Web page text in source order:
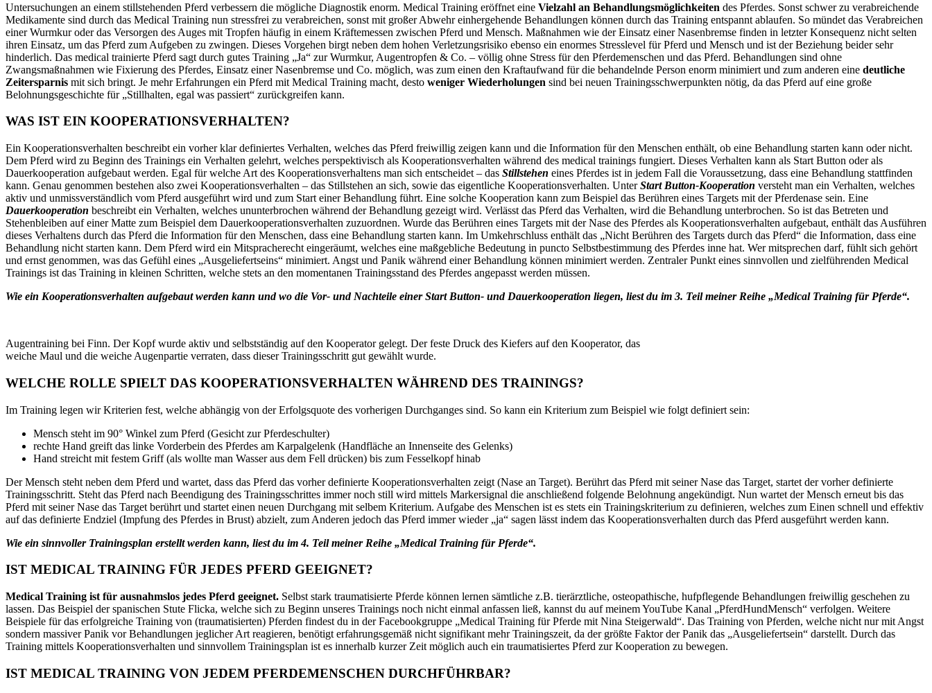
Untersuchungen an einem stillstehenden Pferd verbessern die mögliche Diagnostik enorm. Medical Training eröffnet eine Vielzahl an Behandlungsmöglichkeiten des Pferdes. Sonst schwer zu verabreichende
Medikamente sind durch das Medical Training nun stressfrei zu verabreichen, sonst mit großer Abwehr einhergehende Behandlungen können durch das Training entspannt ablaufen. So mündet das Verabreichen
einer Wurmkur oder das Versorgen des Auges mit Tropfen häufig in einem Kräftemessen zwischen Pferd und Mensch. Maßnahmen wie der Einsatz einer Nasenbremse finden in letzter Konsequenz nicht selten
ihren Einsatz, um das Pferd zum Aufgeben zu zwingen. Dieses Vorgehen birgt neben dem hohen Verletzungsrisiko ebenso ein enormes Stresslevel für Pferd und Mensch und ist der Beziehung beider sehr
hinderlich. Das medical trainierte Pferd sagt durch gutes Training „Ja“ zur Wurmkur, Augentropfen & Co. – völlig ohne Stress für den Pferdemenschen und das Pferd. Behandlungen sind ohne
Zwangsmaßnahmen wie Fixierung des Pferdes, Einsatz einer Nasenbremse und Co. möglich, was zum einen den Kraftaufwand für die behandelnde Person enorm minimiert und zum anderen eine deutliche
Zeitersparnis mit sich bringt. Je mehr Erfahrungen ein Pferd mit Medical Training macht, desto weniger Wiederholungen sind bei neuen Trainingsschwerpunkten nötig, da das Pferd auf eine große
Belohnungsgeschichte für „Stillhalten, egal was passiert“ zurückgreifen kann.
WAS IST EIN KOOPERATIONSVERHALTEN?
Ein Kooperationsverhalten beschreibt ein vorher klar definiertes Verhalten, welches das Pferd freiwillig zeigen kann und die Information für den Menschen enthält, ob eine Behandlung starten kann oder nicht.
Dem Pferd wird zu Beginn des Trainings ein Verhalten gelehrt, welches perspektivisch als Kooperationsverhalten während des medical trainings fungiert. Dieses Verhalten kann als Start Button oder als
Dauerkooperation aufgebaut werden. Egal für welche Art des Kooperationsverhaltens man sich entscheidet – das Stillstehen eines Pferdes ist in jedem Fall die Voraussetzung, dass eine Behandlung stattfinden
kann. Genau genommen bestehen also zwei Kooperationsverhalten – das Stillstehen an sich, sowie das eigentliche Kooperationsverhalten. UnterStart Button-Kooperation versteht man ein Verhalten, welches
aktiv und unmissverständlich vom Pferd ausgeführt wird und zum Start einer Behandlung führt. Eine solche Kooperation kann zum Beispiel das Berühren eines Targets mit der Pferdenase sein. Eine
Dauerkooperation beschreibt ein Verhalten, welches ununterbrochen während der Behandlung gezeigt wird. Verlässt das Pferd das Verhalten, wird die Behandlung unterbrochen. So ist das Betreten und
Stehenbleiben auf einer Matte zum Beispiel dem Dauerkooperationsverhalten zuzuordnen. Wurde das Berühren eines Targets mit der Nase des Pferdes als Kooperationsverhalten aufgebaut, enthält das Ausführen
dieses Verhaltens durch das Pferd die Information für den Menschen, dass eine Behandlung starten kann. Im Umkehrschluss enthält das „Nicht Berühren des Targets durch das Pferd“ die Information, dass eine
Behandlung nicht starten kann. Dem Pferd wird ein Mitspracherecht eingeräumt, welches eine maßgebliche Bedeutung in puncto Selbstbestimmung des Pferdes inne hat. Wer mitsprechen darf, fühlt sich gehört
und ernst genommen, was das Gefühl eines „Ausgeliefertseins“ minimiert. Angst und Panik während einer Behandlung können minimiert werden. Zentraler Punkt eines sinnvollen und zielführenden Medical
Trainings ist das Training in kleinen Schritten, welche stets an den momentanen Trainingsstand des Pferdes angepasst werden müssen.
Wie ein Kooperationsverhalten aufgebaut werden kann und wo die Vor- und Nachteile einer Start Button- und Dauerkooperation liegen, liest du im 3. Teil meiner Reihe „Medical Training für Pferde“.
Augentraining bei Finn. Der Kopf wurde aktiv und selbstständig auf den Kooperator gelegt. Der feste Druck des Kiefers auf den Kooperator, das
weiche Maul und die weiche Augenpartie verraten, dass dieser Trainingsschritt gut gewählt wurde.
WELCHE ROLLE SPIELT DAS KOOPERATIONSVERHALTEN WÄHREND DES TRAININGS?
Im Training legen wir Kriterien fest, welche abhängig von der Erfolgsquote des vorherigen Durchganges sind. So kann ein Kriterium zum Beispiel wie folgt definiert sein:
Mensch steht im 90° Winkel zum Pferd (Gesicht zur Pferdeschulter)
rechte Hand greift das linke Vorderbein des Pferdes am Karpalgelenk (Handfläche an Innenseite des Gelenks)
Hand streicht mit festem Griff (als wollte man Wasser aus dem Fell drücken) bis zum Fesselkopf hinab
Der Mensch steht neben dem Pferd und wartet, dass das Pferd das vorher definierte Kooperationsverhalten zeigt (Nase an Target). Berührt das Pferd mit seiner Nase das Target, startet der vorher definierte
Trainingsschritt. Steht das Pferd nach Beendigung des Trainingsschrittes immer noch still wird mittels Markersignal die anschließend folgende Belohnung angekündigt. Nun wartet der Mensch erneut bis das
Pferd mit seiner Nase das Target berührt und startet einen neuen Durchgang mit selbem Kriterium. Aufgabe des Menschen ist es stets ein Trainingskriterium zu definieren, welches zum Einen schnell und effektiv
auf das definierte Endziel (Impfung des Pferdes in Brust) abzielt, zum Anderen jedoch das Pferd immer wieder „ja“ sagen lässt indem das Kooperationsverhalten durch das Pferd ausgeführt werden kann.
Wie ein sinnvoller Trainingsplan erstellt werden kann, liest du im 4. Teil meiner Reihe „Medical Training für Pferde“.
IST MEDICAL TRAINING FÜR JEDES PFERD GEEIGNET?
Medical Training ist für ausnahmslos jedes Pferd geeignet. Selbst stark traumatisierte Pferde können lernen sämtliche z.B. tierärztliche, osteopathische, hufpflegende Behandlungen freiwillig geschehen zu
lassen. Das Beispiel der spanischen Stute Flicka, welche sich zu Beginn unseres Trainings noch nicht einmal anfassen ließ, kannst du auf meinem YouTube Kanal „PferdHundMensch“ verfolgen. Weitere
Beispiele für das erfolgreiche Training von (traumatisierten) Pferden findest du in der Facebookgruppe „Medical Training für Pferde mit Nina Steigerwald“. Das Training von Pferden, welche nicht nur mit Angst
sondern massiver Panik vor Behandlungen jeglicher Art reagieren, benötigt erfahrungsgemäß nicht signifikant mehr Trainingszeit, da der größte Faktor der Panik das „Ausgeliefertsein“ darstellt. Durch das
Training mittels Kooperationsverhalten und sinnvollem Trainingsplan ist es innerhalb kurzer Zeit möglich auch ein traumatisiertes Pferd zur Kooperation zu bewegen.
IST MEDICAL TRAINING VON JEDEM PFERDEMENSCHEN DURCHFÜHRBAR?